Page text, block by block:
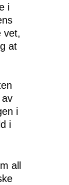
i
vet,
at
i
i
all